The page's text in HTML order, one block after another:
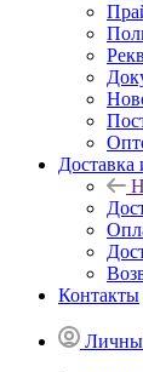
Доставка
Контакты